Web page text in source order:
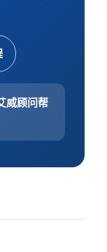
威顾问帮